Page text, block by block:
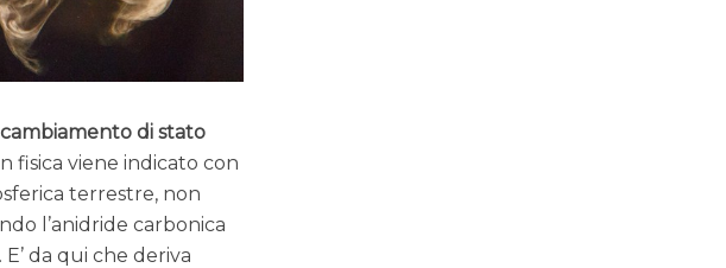
cambiamento di stato
fisica viene indicato con
terrestre, non
l’anidride carbonica
da qui che deriva